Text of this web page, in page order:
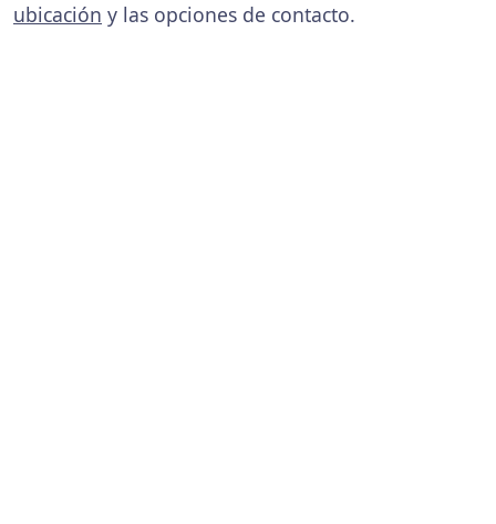
ubicación y las opciones de contacto.